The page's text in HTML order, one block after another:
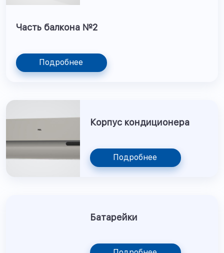
Часть балкона №2
Подробнее
Корпус кондиционера
Подробнее
Батарейки